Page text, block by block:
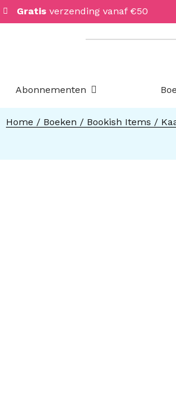
Gratis verzending vanaf €50
Abonnementen Open
Home / Boeken / Bookish Items /